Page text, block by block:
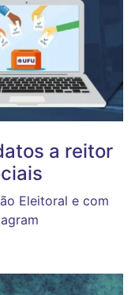
a reitor
Eleitoral e com